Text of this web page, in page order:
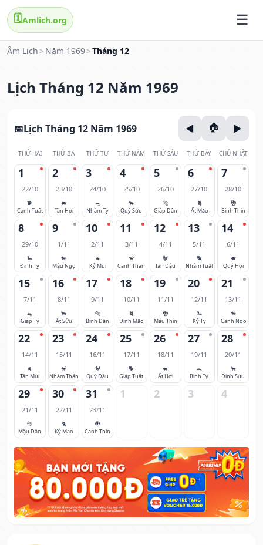
🗓️Amlich.org
Âm Lịch > Năm 1969>Tháng 12
Lịch Tháng 12 Năm 1969
Lịch Tháng 12 Năm 1969
THỨ HAI THỨ BA THỨ TƯ THỨ NĂM THỨ SÁU THỨ BẢY CHỦ NHẬT
1
22/10
🐕
Canh Tuất
2
23/10
🐖
Tân Hợi
3
24/10
🐀
Nhâm Tý
4
25/10
🐂
Quý Sửu
5
26/10
🐅
Giáp Dần
6
27/10
🐈
Ất Mão
7
28/10
🐉
Bính Thìn
8
29/10
🐍
Đinh Tỵ
9
1/11
🐎
Mậu Ngọ
10
2/11
🐐
Kỷ Mùi
11
3/11
🐒
Canh Thân
12
4/11
🐓
Tân Dậu
13
5/11
🐕
Nhâm Tuất
14
6/11
🐖
Quý Hợi
15
7/11
🐀
Giáp Tý
16
8/11
🐂
Ất Sửu
17
9/11
🐅
Bính Dần
18
10/11
🐈
Đinh Mão
19
11/11
🐉
Mậu Thìn
20
12/11
🐍
Kỷ Tỵ
21
13/11
🐎
Canh Ngọ
22
14/11
🐐
Tân Mùi
23
15/11
🐒
Nhâm Thân
24
16/11
🐓
Quý Dậu
25
17/11
🐕
Giáp Tuất
26
18/11
🐖
Ất Hợi
27
19/11
🐀
Bính Tý
28
20/11
🐂
Đinh Sửu
29
21/11
🐅
Mậu Dần
30
22/11
🐈
Kỷ Mão
31
23/11
🐉
Canh Thìn
1 2 3 4